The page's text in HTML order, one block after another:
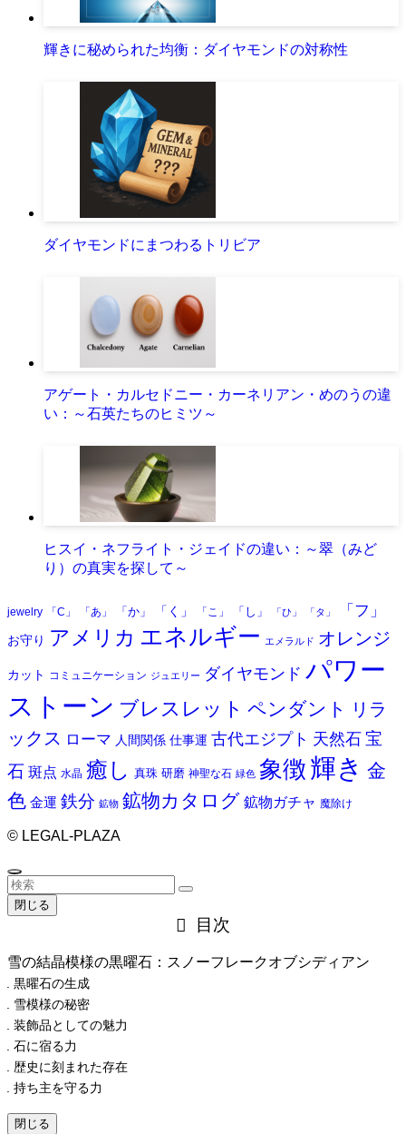
輝きに秘められた均衡：ダイヤモンドの対称性
ダイヤモンドにまつわるトリビア
アゲート・カルセドニー・カーネリアン・めのうの違
い：～石英たちのヒミツ～
ヒスイ・ネフライト・ジェイドの違い：～翠（みど
り）の真実を探して～
jewelry 「C」 「あ」 「か」 「く」 「こ」 「し」 「ひ」 「タ」 「フ」
お守り アメリカ エネルギー エメラルド オレンジ
カット コミュニケーション ジュエリー ダイヤモンド パワー
ストーン ブレスレット ペンダント
リラ
ックス ローマ 人間関係 仕事運 古代エジプト 天然石 宝
石 斑点 水晶 癒し 真珠 研磨 神聖な石 緑色 象徴 輝き 金
色 金運 鉄分 鉱物 鉱物カタログ 鉱物ガチャ 魔除け
© LEGAL-PLAZA
閉じる
目次
雪の結晶模様の黒曜石：スノーフレークオブシディアン
黒曜石の生成
雪模様の秘密
装飾品としての魅力
石に宿る力
歴史に刻まれた存在
持ち主を守る力
閉じる